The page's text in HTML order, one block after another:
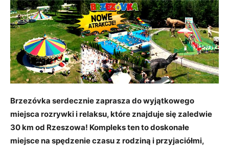
Brzezóvka serdecznie zaprasza do wyjątkowego
miejsca rozrywki i relaksu, które znajduje się zaledwie
30 km od Rzeszowa! Kompleks ten to doskonałe
miejsce na spędzenie czasu z rodziną i przyjaciółmi,